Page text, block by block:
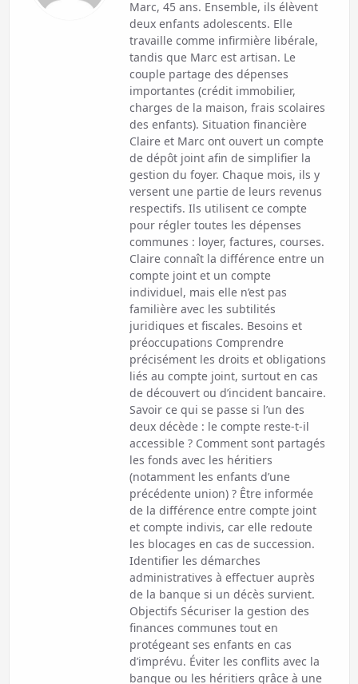
Marc, 45 ans. Ensemble, ils élèvent
deux enfants adolescents. Elle
travaille comme infirmière libérale,
tandis que Marc est artisan. Le
couple partage des dépenses
importantes (crédit immobilier,
charges de la maison, frais scolaires
des enfants). Situation financière
Claire et Marc ont ouvert un compte
de dépôt joint afin de simplifier la
gestion du foyer. Chaque mois, ils y
versent une partie de leurs revenus
respectifs. Ils utilisent ce compte
pour régler toutes les dépenses
communes : loyer, factures, courses.
Claire connaît la différence entre un
compte joint et un compte
individuel, mais elle n’est pas
familière avec les subtilités
juridiques et fiscales. Besoins et
préoccupations Comprendre
précisément les droits et obligations
liés au compte joint, surtout en cas
de découvert ou d’incident bancaire.
Savoir ce qui se passe si l’un des
deux décède : le compte reste-t-il
accessible ? Comment sont partagés
les fonds avec les héritiers
(notamment les enfants d’une
précédente union) ? Être informée
de la différence entre compte joint
et compte indivis, car elle redoute
les blocages en cas de succession.
Identifier les démarches
administratives à effectuer auprès
de la banque si un décès survient.
Objectifs Sécuriser la gestion des
finances communes tout en
protégeant ses enfants en cas
d’imprévu. Éviter les conflits avec la
banque ou les héritiers grâce à une